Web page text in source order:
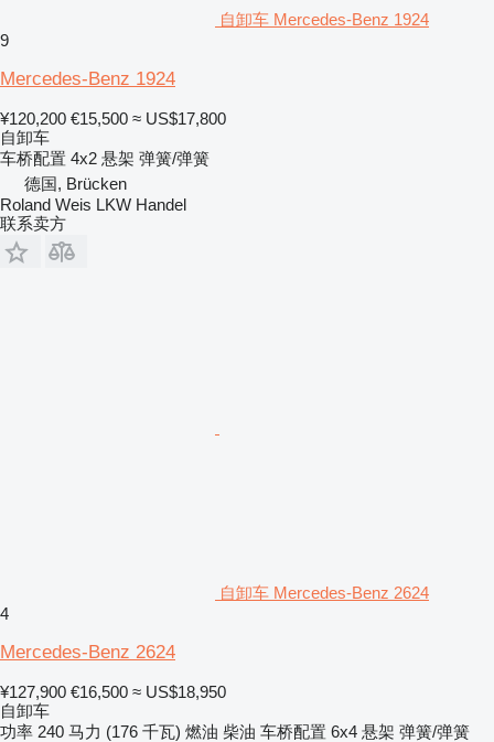
自卸车 Mercedes-Benz 1924
9
Mercedes-Benz 1924
¥120,200 €15,500 ≈ US$17,800
自卸车
车桥配置 4x2 悬架 弹簧/弹簧
德国, Brücken
Roland Weis LKW Handel
联系卖方
自卸车 Mercedes-Benz 2624
4
Mercedes-Benz 2624
¥127,900 €16,500 ≈ US$18,950
自卸车
功率 240 马力 (176 千瓦) 燃油 柴油 车桥配置 6x4 悬架 弹簧/弹簧